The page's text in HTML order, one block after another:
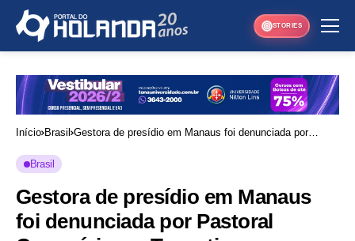
STORIES
Início Brasil Gestora de presídio em Manaus foi denunciada por
Brasil
Gestora de presídio em Manaus
foi denunciada por Pastoral